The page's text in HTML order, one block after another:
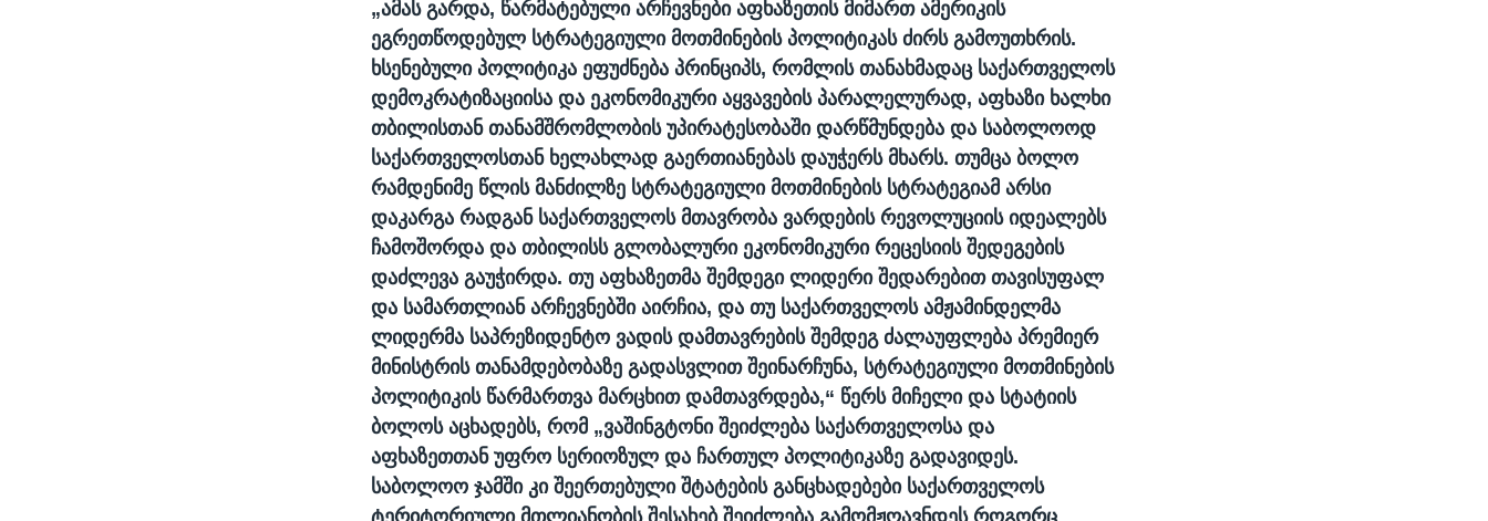
„ამას გარდა, წარმატებული არჩევნები აფხაზეთის მიმართ ამერიკის
ეგრეთწოდებულ სტრატეგიული მოთმინების პოლიტიკას ძირს გამოუთხრის.
ხსენებული პოლიტიკა ეფუძნება პრინციპს, რომლის თანახმადაც საქართველოს
დემოკრატიზაციისა და ეკონომიკური აყვავების პარალელურად, აფხაზი ხალხი
თბილისთან თანამშრომლობის უპირატესობაში დარწმუნდება და საბოლოოდ
საქართველოსთან ხელახლად გაერთიანებას დაუჭერს მხარს. თუმცა ბოლო
რამდენიმე წლის მანძილზე სტრატეგიული მოთმინების სტრატეგიამ არსი
დაკარგა რადგან საქართველოს მთავრობა ვარდების რევოლუციის იდეალებს
ჩამოშორდა და თბილისს გლობალური ეკონომიკური რეცესიის შედეგების
დაძლევა გაუჭირდა. თუ აფხაზეთმა შემდეგი ლიდერი შედარებით თავისუფალ
და სამართლიან არჩევნებში აირჩია, და თუ საქართველოს ამჟამინდელმა
ლიდერმა საპრეზიდენტო ვადის დამთავრების შემდეგ ძალაუფლება პრემიერ
მინისტრის თანამდებობაზე გადასვლით შეინარჩუნა, სტრატეგიული მოთმინების
პოლიტიკის წარმართვა მარცხით დამთავრდება,“ წერს მიჩელი და სტატიის
ბოლოს აცხადებს, რომ „ვაშინგტონი შეიძლება საქართველოსა და
აფხაზეთთან უფრო სერიოზულ და ჩართულ პოლიტიკაზე გადავიდეს.
საბოლოო ჯამში კი შეერთებული შტატების განცხადებები საქართველოს
ტერიტორიული მთლიანობის შესახებ შეიძლება გამომჟღავნდეს როგორც